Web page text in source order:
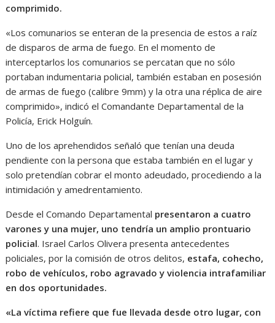
comprimido.
«Los comunarios se enteran de la presencia de estos a raíz
de disparos de arma de fuego. En el momento de
interceptarlos los comunarios se percatan que no sólo
portaban indumentaria policial, también estaban en posesión
de armas de fuego (calibre 9mm) y la otra una réplica de aire
comprimido», indicó el Comandante Departamental de la
Policía, Erick Holguín.
Uno de los aprehendidos señaló que tenían una deuda
pendiente con la persona que estaba también en el lugar y
solo pretendían cobrar el monto adeudado, procediendo a la
intimidación y amedrentamiento.
Desde el Comando Departamental presentaron a cuatro
varones y una mujer, uno tendría un amplio prontuario
policial. Israel Carlos Olivera presenta antecedentes
policiales, por la comisión de otros delitos, estafa, cohecho,
robo de vehículos, robo agravado y violencia intrafamiliar
en dos oportunidades.
«La víctima refiere que fue llevada desde otro lugar, con